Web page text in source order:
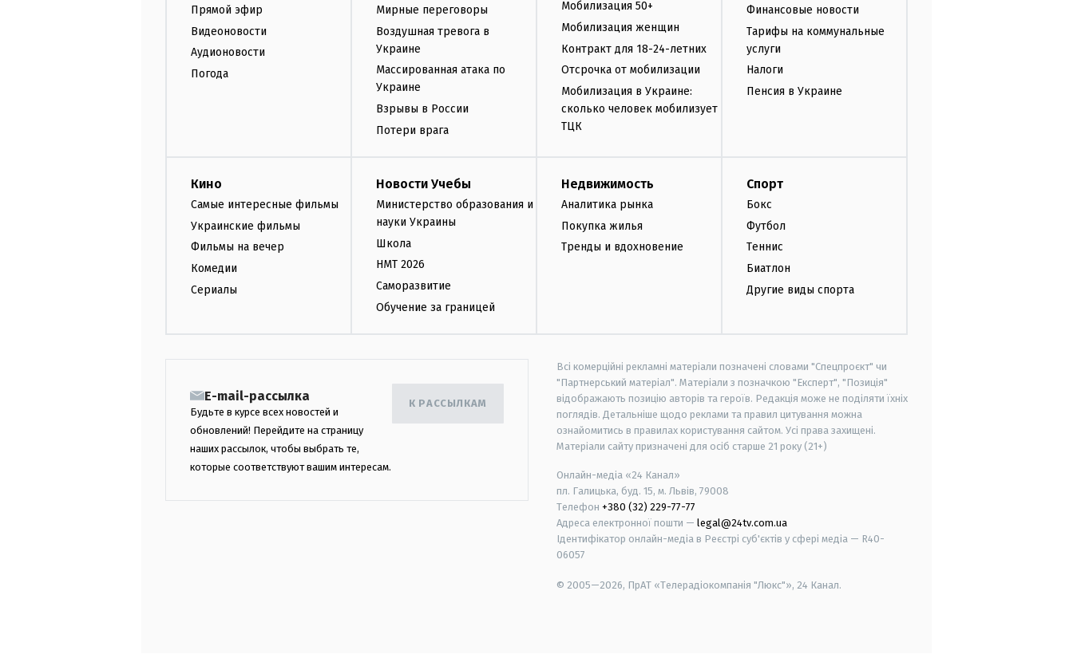
Прямой эфир
Видеоновости
Аудионовости
Погода
Мирные переговоры
Воздушная тревога в
Украине
Массированная атака по
Украине
Взрывы в России
Потери врага
Мобилизация 50+
Мобилизация женщин
Контракт для 18-24-летних
Отсрочка от мобилизации
Мобилизация в Украине:
сколько человек мобилизует
ТЦК
Финансовые новости
Тарифы на коммунальные
услуги
Налоги
Пенсия в Украине
Кино
Самые интересные фильмы
Украинские фильмы
Фильмы на вечер
Комедии
Сериалы
Новости Учебы
Министерство образования и
науки Украины
Школа
НМТ 2026
Саморазвитие
Обучение за границей
Недвижимость
Аналитика рынка
Покупка жилья
Тренды и вдохновение
Спорт
Бокс
Футбол
Теннис
Биатлон
Другие виды спорта
E-mail-рассылка
Будьте в курсе всех новостей и
обновлений! Перейдите на страницу
наших рассылок, чтобы выбрать те,
которые соответствуют вашим интересам.
К РАССЫЛКАМ
Всі комерційні рекламні матеріали позначені словами "Спецпроєкт" чи
"Партнерський матеріал". Матеріали з позначкою "Експерт", "Позиція"
відображають позицію авторів та героїв. Редакція може не поділяти їхніх
поглядів. Детальніше щодо реклами та правил цитування можна
ознайомитись в правилах користування сайтом. Усі права захищені.
Матеріали сайту призначені для осіб старше 21 року (21+)
Онлайн-медіа «24 Канал»
пл. Галицька, буд. 15, м. Львів, 79008
Телефон +380 (32) 229-77-77
Адреса електронної пошти — legal@24tv.com.ua
Ідентифікатор онлайн-медіа в Реєстрі суб'єктів у сфері медіа — R40-
06057
© 2005—2026, ПрАТ «Телерадіокомпанія "Люкс"», 24 Канал.